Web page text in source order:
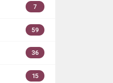
7
59
36
15